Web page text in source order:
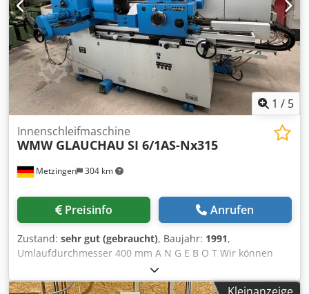
1 / 5
Metzingen 304 km
Innenschleifmaschine
WMW GLAUCHAU SI 6/1AS-Nx315
Preisinfo Anrufen
Zustand: sehr gut (gebraucht), Baujahr: 1991,
Umlaufdurchmesser 400 mm A N G E B O T Wir können
Ihnen ab Lager, Irrtum und Zwischenverkauf vorbehalten,
unverbindlich anbieten : WMW - GLAUCHAU Universal